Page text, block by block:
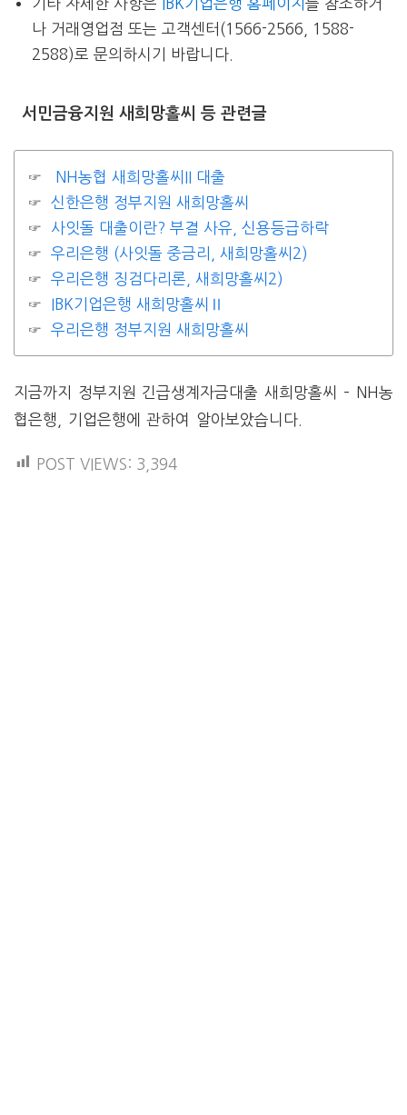
나 거래영업점 또는 고객센터(1566-2566, 1588-
2588)로 문의하시기 바랍니다.
서민금융지원 새희망홀씨 등 관련글
NH농협 새희망홀씨II 대출
신한은행 정부지원 새희망홀씨
사잇돌 대출이란? 부결 사유, 신용등급하락
우리은행 (사잇돌 중금리, 새희망홀씨2)
우리은행 징검다리론, 새희망홀씨2)
IBK기업은행 새희망홀씨Ⅱ
우리은행 정부지원 새희망홀씨
지금까지 정부지원 긴급생계자금대출 새희망홀씨 – NH농
협은행, 기업은행에 관하여 알아보았습니다.
POST VIEWS: 3,394